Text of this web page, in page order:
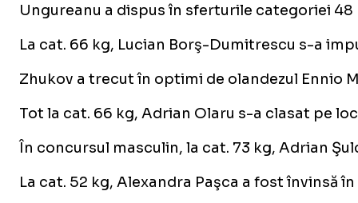
Ungureanu a dispus în sferturile categoriei
La cat. 66 kg, Lucian Borş-Dumitrescu s-a
Zhukov a trecut în optimi de olandezul Ennio
Tot la cat. 66 kg, Adrian Olaru s-a clasat pe
În concursul masculin, la cat. 73 kg, Adrian
La cat. 52 kg, Alexandra Paşca a fost învinsă